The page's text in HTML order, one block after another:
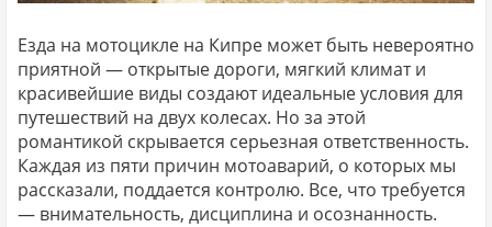
Езда на мотоцикле на Кипре может быть невероятно
приятной — открытые дороги, мягкий климат и
красивейшие виды создают идеальные условия для
путешествий на двух колесах. Но за этой
романтикой скрывается серьезная ответственность.
Каждая из пяти причин мотоаварий, о которых мы
рассказали, поддается контролю. Все, что требуется
— внимательность, дисциплина и осознанность.